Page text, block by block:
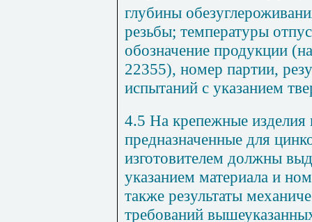
глубины
резьбы; температуры
обозначение продукции
22355), номер партии,
испытаний с указанием
4.5 На крепежные изделия
предназначенные для
изготовителем должны
указанием материала и
также результаты
требований